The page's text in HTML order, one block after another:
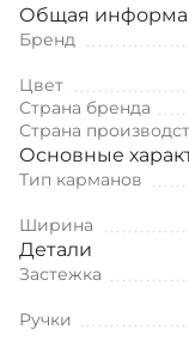
Общая
Бренд
Цвет
Страна бренда
Страна
Основные
Тип карманов
Ширина
Детали
Застежка
Ручки